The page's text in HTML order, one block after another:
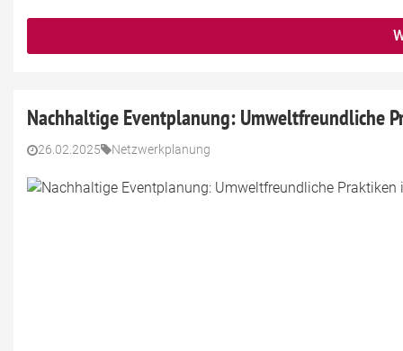
Nachhaltige Eventplanung: Umweltfreundliche
26.02.2025 Netzwerkplanung